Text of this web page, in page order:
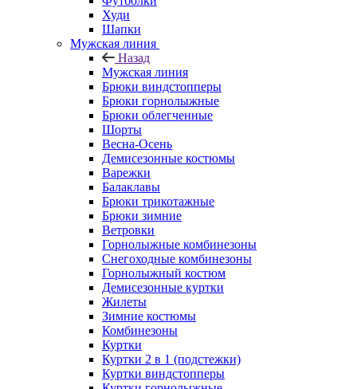
Худи
Шапки
Мужская линия
Назад
Мужская линия
Брюки виндстопперы
Брюки горнолыжные
Брюки облегченные
Шорты
Весна-Осень
Демисезонные костюмы
Варежки
Балаклавы
Брюки трикотажные
Брюки зимние
Ветровки
Горнолыжные комбинезоны
Снегоходные комбинезоны
Горнолыжный костюм
Демисезонные куртки
Жилеты
Зимние костюмы
Комбинезоны
Куртки
Куртки 2 в 1 (подстежки)
Куртки виндстопперы